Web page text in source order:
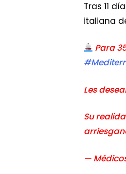
Tras 11
italiana
Para
Les
Su
—